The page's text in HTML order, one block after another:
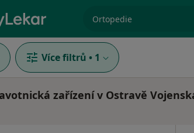
Více filtrů • 1
zařízení v Ostravě